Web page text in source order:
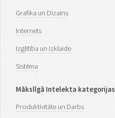
Grafika un Dizains
Internets
Izglītība un Izklaide
Sistēma
Mākslīgā Intelekta kategorijas
Produktivitāte un Darbs